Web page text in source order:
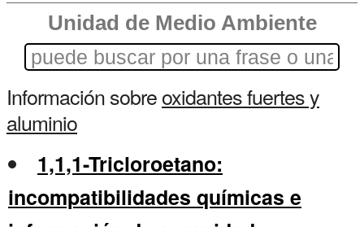
Unidad de Medio Ambiente
Información sobreoxidantes fuertes y
aluminio
1,1,1-Tricloroetano:
incompatibilidades químicas e